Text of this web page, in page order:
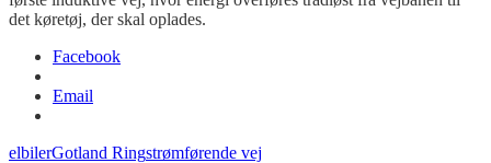
det køretøj, der skal oplades.
Facebook
Email
elbilerGotland Ringstrømførende vej